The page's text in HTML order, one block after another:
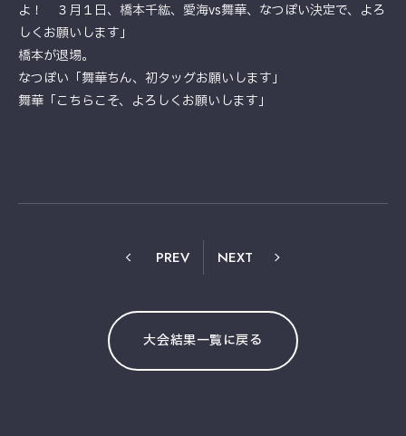
よ！ ３月１日、橋本千紘、愛海vs舞華、なつぽい決定で、よろ
しくお願いします」
橋本が退場。
なつぽい「舞華ちん、初タッグお願いします」
舞華「こちらこそ、よろしくお願いします」
PREV NEXT
大会結果一覧に戻る